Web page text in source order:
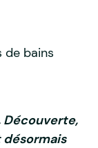
de bains
Découverte,
désormais